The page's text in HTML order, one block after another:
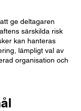
ge deltagaren
särskilda risk
kan hanteras
lämpligt val av
organisation och